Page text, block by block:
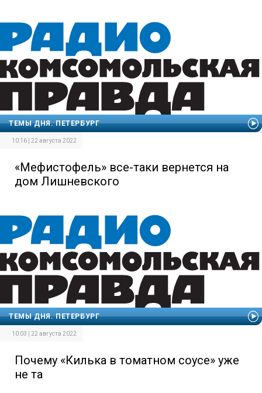
ТЕМЫ ДНЯ. ПЕТЕРБУРГ
10:16 | 22 августа 2022
«Мефистофель» все-таки вернется на
дом Лишневского
ТЕМЫ ДНЯ. ПЕТЕРБУРГ
10:03 | 22 августа 2022
Почему «Килька в томатном соусе» уже
не та